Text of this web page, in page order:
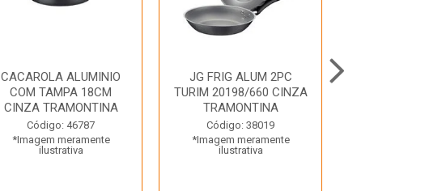
CACAROLA ALUMINIO
COM TAMPA 18CM
CINZA TRAMONTINA
Código: 46787
*Imagem meramente
ilustrativa
JG FRIG ALUM 2PC
TURIM 20198/660 CINZA
TRAMONTINA
Código: 38019
*Imagem meramente
ilustrativa